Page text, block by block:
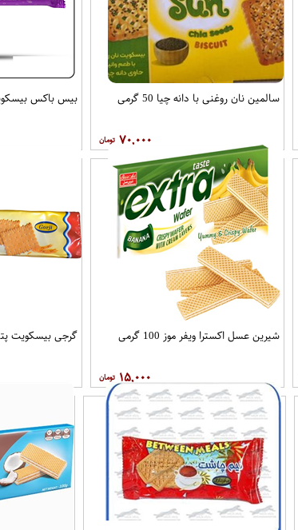
سالمین نان روغنی با دانه چیا 50 گرمی
۷۰,۰۰۰
بیس باکس بیسکویت با
شیرین عسل اکسترا ویفر موز 100 گرمی
۱۵,۰۰۰
گرجی بیسکویت پتی